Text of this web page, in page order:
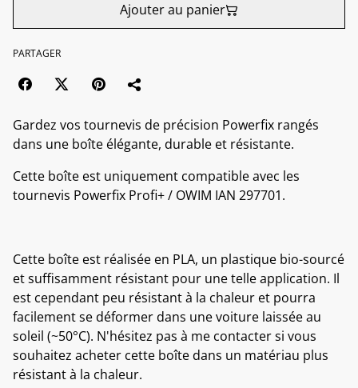
Ajouter au panier
PARTAGER
Gardez vos tournevis de précision Powerfix rangés
dans une boîte élégante, durable et résistante.
Cette boîte est uniquement compatible avec les
tournevis Powerfix Profi+ / OWIM IAN 297701.
Cette boîte est réalisée en PLA, un plastique bio-sourcé
et suffisamment résistant pour une telle application. Il
est cependant peu résistant à la chaleur et pourra
facilement se déformer dans une voiture laissée au
soleil (~50°C). N'hésitez pas à me contacter si vous
souhaitez acheter cette boîte dans un matériau plus
résistant à la chaleur.